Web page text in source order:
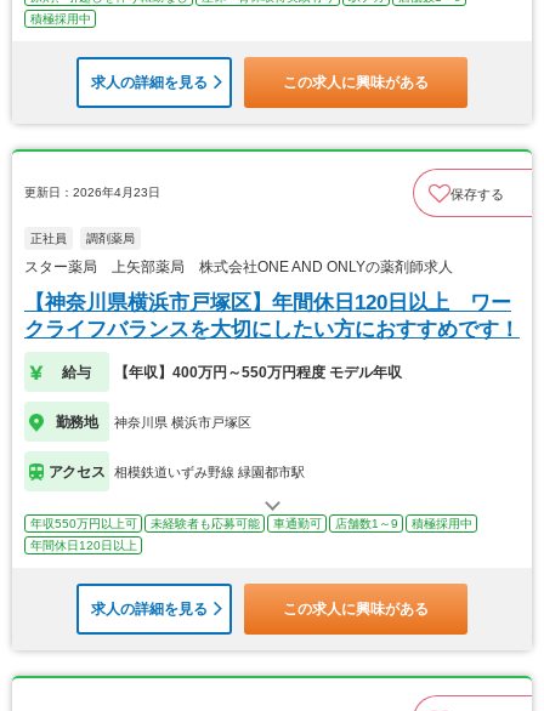
積極採用中
求人の詳細を見る この求人に興味がある
更新日：2026年4月23日 保存する
正社員 調剤薬局
スター薬局 上矢部薬局 株式会社ONE AND ONLYの薬剤師求人
【神奈川県横浜市戸塚区】年間休日120日以上 ワー
クライフバランスを大切にしたい方におすすめです！
給与 【年収】400万円～550万円程度 モデル年収
勤務地 神奈川県 横浜市戸塚区
アクセス 相模鉄道いずみ野線 緑園都市駅
年収550万円以上可 未経験者も応募可能 車通勤可 店舗数1～9
積極採用中
年間休日120日以上
求人の詳細を見る この求人に興味がある